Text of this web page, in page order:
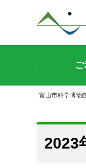
富山市科学博物
2023